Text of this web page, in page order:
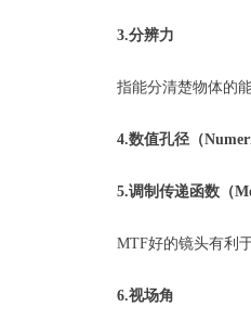
3.分辨力
指能分清楚物体的
4.数值孔径（
5.调制传递函数（
MTF好的镜头有利
6.视场角